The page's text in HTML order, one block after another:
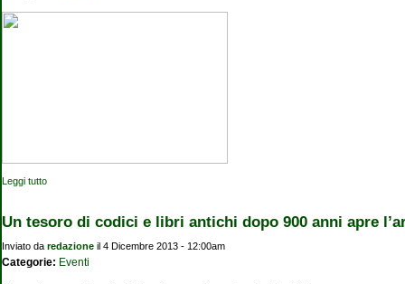
Leggi tutto
Un tesoro di codici e libri antichi dopo 900 anni apre
Inviato da redazione il 4 Dicembre 2013 - 12:00am
Categorie: Eventi